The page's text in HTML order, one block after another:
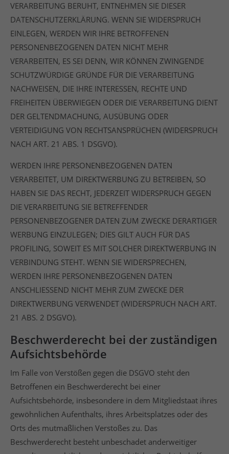
VERARBEITUNG BERUHT, ENTNEHMEN SIE DIESER
DATENSCHUTZERKLÄRUNG. WENN SIE WIDERSPRUCH
EINLEGEN, WERDEN WIR IHRE BETROFFENEN
PERSONENBEZOGENEN DATEN NICHT MEHR
VERARBEITEN, ES SEI DENN, WIR KÖNNEN ZWINGENDE
SCHUTZWÜRDIGE GRÜNDE FÜR DIE VERARBEITUNG
NACHWEISEN, DIE IHRE INTERESSEN, RECHTE UND
FREIHEITEN ÜBERWIEGEN ODER DIE VERARBEITUNG DIENT
DER GELTENDMACHUNG, AUSÜBUNG ODER
VERTEIDIGUNG VON RECHTSANSPRÜCHEN (WIDERSPRUCH
NACH ART. 21 ABS. 1 DSGVO).
WERDEN IHRE PERSONENBEZOGENEN DATEN
VERARBEITET, UM DIREKTWERBUNG ZU BETREIBEN, SO
HABEN SIE DAS RECHT, JEDERZEIT WIDERSPRUCH GEGEN
DIE VERARBEITUNG SIE BETREFFENDER
PERSONENBEZOGENER DATEN ZUM ZWECKE DERARTIGER
WERBUNG EINZULEGEN; DIES GILT AUCH FÜR DAS
PROFILING, SOWEIT ES MIT SOLCHER DIREKTWERBUNG IN
VERBINDUNG STEHT. WENN SIE WIDERSPRECHEN,
WERDEN IHRE PERSONENBEZOGENEN DATEN
ANSCHLIESSEND NICHT MEHR ZUM ZWECKE DER
DIREKTWERBUNG VERWENDET (WIDERSPRUCH NACH ART.
21 ABS. 2 DSGVO).
Beschwerde­recht bei der zuständigen
Aufsichts­behörde
Im Falle von Verstößen gegen die DSGVO steht den
Betroffenen ein Beschwerderecht bei einer
Aufsichtsbehörde, insbesondere in dem Mitgliedstaat ihres
gewöhnlichen Aufenthalts, ihres Arbeitsplatzes oder des
Orts des mutmaßlichen Verstoßes zu. Das
Beschwerderecht besteht unbeschadet anderweitiger